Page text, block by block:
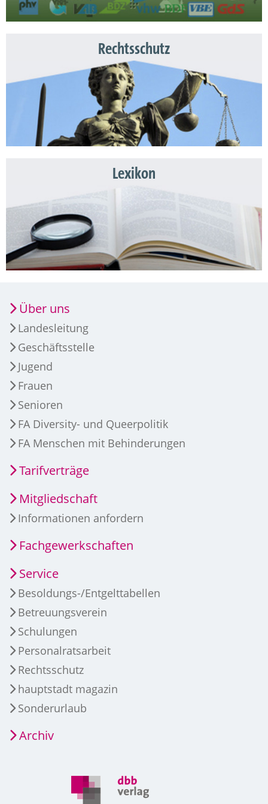
Rechtsschutz
Lexikon
Über uns
Landesleitung
Geschäftsstelle
Jugend
Frauen
Senioren
FA Diversity- und Queerpolitik
FA Menschen mit Behinderungen
Tarifverträge
Mitgliedschaft
Informationen anfordern
Fachgewerkschaften
Service
Besoldungs-/Entgelttabellen
Betreuungsverein
Schulungen
Personalratsarbeit
Rechtsschutz
hauptstadt magazin
Sonderurlaub
Archiv